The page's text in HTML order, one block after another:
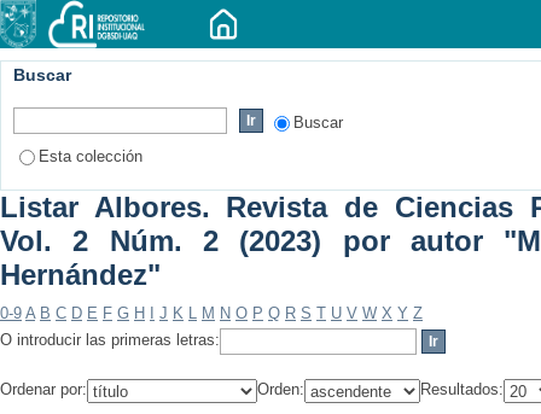
Buscar
Buscar
Esta colección
Listar Albores. Revista de Ciencias
Vol. 2 Núm. 2 (2023) por autor
Hernández"
0-9 A B C D E F G H J K L M N O P Q R S T U V W X Y Z
O introducir las primeras letras:
Ordenar por: Orden: Resultados: